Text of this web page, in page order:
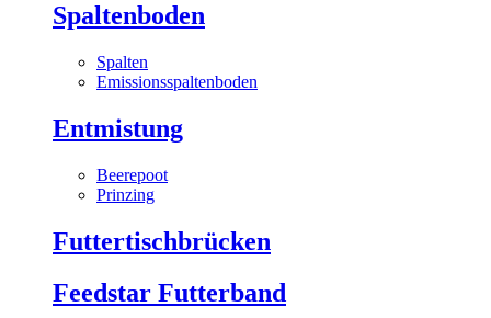
Spaltenboden
Spalten
Emissionsspaltenboden
Entmistung
Beerepoot
Prinzing
Futtertischbrücken
Feedstar Futterband